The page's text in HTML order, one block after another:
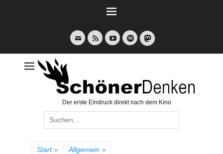
E-
Mail
Feed YouTubeSpotify
Der erste Eindruck direkt nach dem Kino
Suche
nach:
Start » Allgemein »